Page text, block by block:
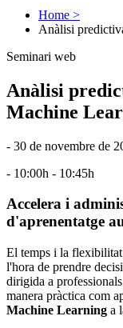
Home >
Anàlisi
Seminari web
Anàlisi
Machine
- 30 de novembre de
- 10:00h - 10:45h
Accelera i
d'aprenentatge
El temps i la flexibilitat
l'hora de prendre
dirigida a
manera pràctica com
Machine Learning a